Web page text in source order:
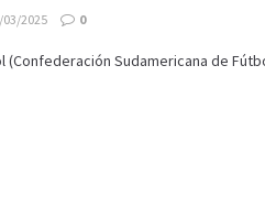
03/2025 0
(Confederación Sudamericana de